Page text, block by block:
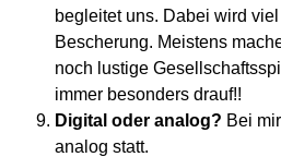
begleitet uns. Dabei wird
Bescherung. Meistens
noch lustige
immer besonders drauf!!
Digital oder analog? Bei
analog statt.